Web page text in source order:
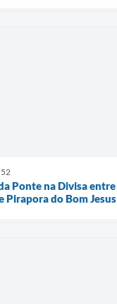
Ponte na Divisa entre
Pirapora do Bom Jesus